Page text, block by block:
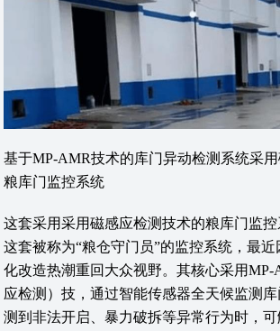
基于MP-AMR技术的库门异动检测系统采
粮库门监控系统
这套采用采用磁感应检测技术的粮库门监
这套被称为“粮仓守门员”的监控系统，最近
化改造热潮重回大众视野。其核心采用
应检测）技，通过智能传感器全天候监测
测到非法开启、暴力破拆等异常行为时，